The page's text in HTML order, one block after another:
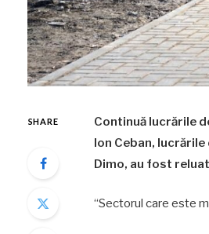
SHARE
Continuă lucrările
Ion Ceban,
Dimo, au fost
“Sectorul care este